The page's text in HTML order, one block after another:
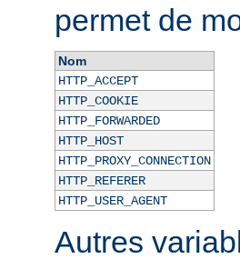
permet de
Nom
HTTP_ACCEPT
HTTP_COOKIE
HTTP_FORWARDED
HTTP_HOST
HTTP_PROXY_CONNECTION
HTTP_REFERER
HTTP_USER_AGENT
Autres